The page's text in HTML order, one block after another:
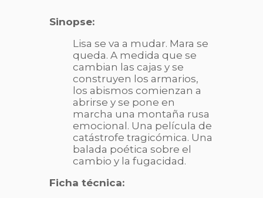
Sinopse:
Lisa se va a mudar. Mara se
queda. A medida que se
cambian las cajas y se
construyen los armarios,
los abismos comienzan a
abrirse y se pone en
marcha una montaña rusa
emocional. Una película de
catástrofe tragicómica. Una
balada poética sobre el
cambio y la fugacidad.
Ficha técnica: